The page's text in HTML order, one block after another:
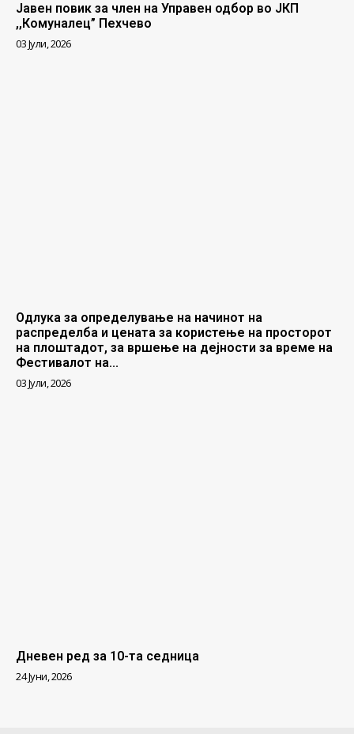
Јавен повик за член на Управен одбор во ЈКП
,,Комуналец” Пехчево
03 Јули, 2026
Одлука за определување на начинот на
распределба и цената за користење на просторот
на плоштадот, за вршење на дејности за време на
Фестивалот на...
03 Јули, 2026
Дневен ред за 10-та седница
24 Јуни, 2026